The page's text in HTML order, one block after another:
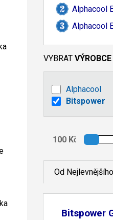
Alphacool
Alphacool
VYBRAT VÝROBCE
Alphacool
Bitspower
Od Nejlevnějšího
Bitspower